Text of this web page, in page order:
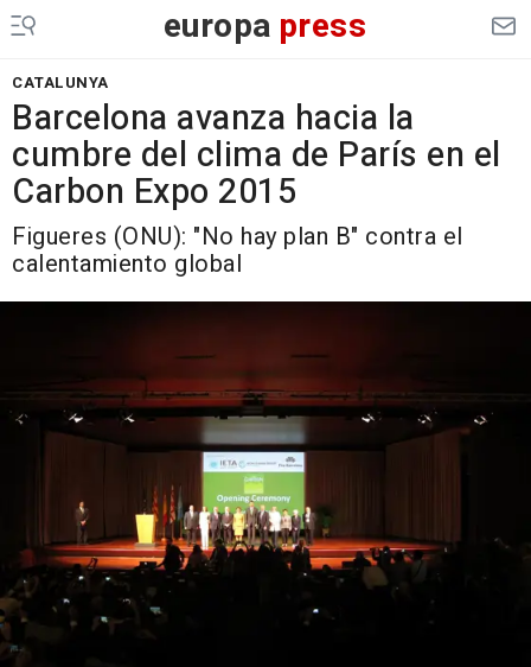
europa press
CATALUNYA
Barcelona avanza hacia la
cumbre del clima de París en el
Carbon Expo 2015
Figueres (ONU): "No hay plan B" contra el
calentamiento global